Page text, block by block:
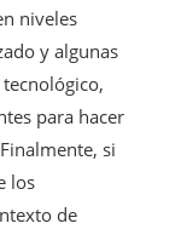
niveles
y algunas
para hacer
si
los
de